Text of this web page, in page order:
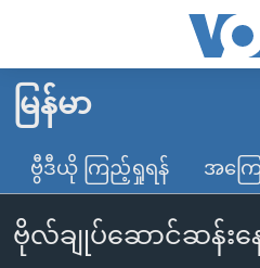
လွယ်ကူ
စေ
သည့်
Link
များ
မူလစာမျက်နှာ
မြန်မာ
ကမ္ဘာ့သတင်းများ
နိုင်ငံတကာ
ဗွီဒီယို
မြန်မာ
ဗွီဒီယို ကြည့်ရှုရန် အကြေ
ဗိုလ်ချုပ်ဆောင်ဆန်းန